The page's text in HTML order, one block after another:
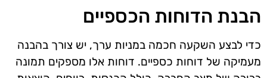
הבנת הדוחות הכספיים
כדי לבצע השקעה חכמה במניות ערך, יש צורך בהבנה
מעמיקה של דוחות כספיים. דוחות אלו מספקים תמונה